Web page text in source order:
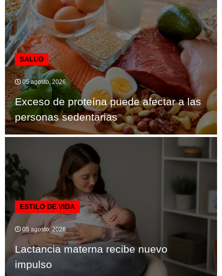
SALUD
05 agosto, 2026
Exceso de proteína puede afectar a las
personas sedentarias
ESTILO DE VIDA
05 agosto, 2026
Lactancia materna recibe nuevo
impulso